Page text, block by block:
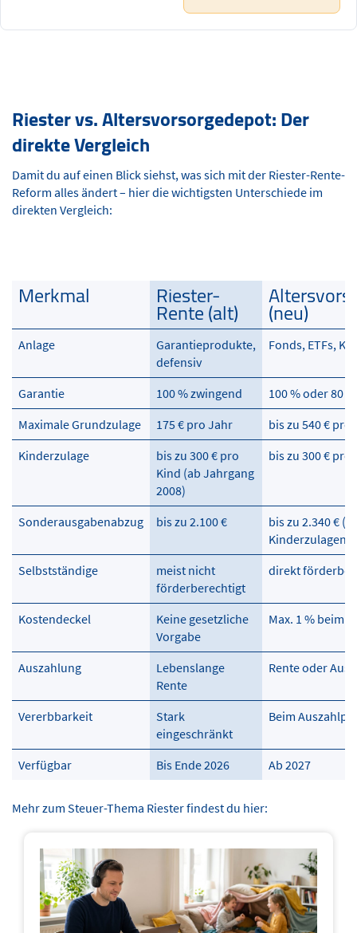
Riester vs. Altersvorsorgedepot: Der
direkte Vergleich
Damit du auf einen Blick siehst, was sich mit der Riester-Rente-
Reform alles ändert – hier die wichtigsten Unterschiede im
direkten Vergleich:
Merkmal Riester-
Rente (alt) (neu)
Merkmal Riester-
Rente (alt) (neu)
Anlage
Garantieprodukte,
defensiv
Fonds, ETFs,
Garantie 100 % zwingend
100 % oder 80
Maximale Grundzulage
175 € pro Jahr
bis zu 540 € pro
Kinderzulage
bis zu 300 € pro
Kind (ab Jahrgang
2008)
bis zu 300 € pro
Sonderausgabenabzug bis zu 2.100 €
bis zu 2.340 €
Kinderzulagen)
Selbstständige
meist nicht
förderberechtigt
direkt
Kostendeckel
Keine gesetzliche
Vorgabe
Max. 1 % beim
Auszahlung
Lebenslange
Rente
Rente oder
Vererbbarkeit
Stark
eingeschränkt
Beim
Verfügbar Bis Ende 2026 Ab 2027
Mehr zum Steuer-Thema Riester findest du hier: